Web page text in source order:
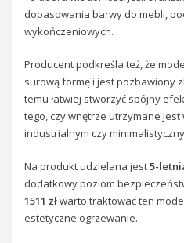
dopasowania barwy do mebli,
wykończeniowych.
Producent podkreśla też, że
surową formę i jest pozbawiony
temu łatwiej stworzyć spójny
tego, czy wnętrze utrzymane
industrialnym czy
Na produkt udzielana jest5-
dodatkowy poziom
1511 złwarto traktować ten
estetyczne ogrzewanie.